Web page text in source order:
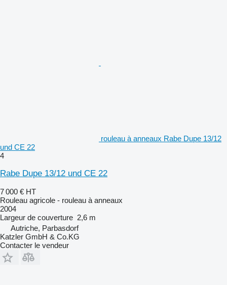
rouleau à anneaux Rabe Dupe 13/12
und CE 22
4
Rabe Dupe 13/12 und CE 22
7 000 € HT
Rouleau agricole - rouleau à anneaux
2004
Largeur de couverture 2,6 m
Autriche, Parbasdorf
Katzler GmbH & Co.KG
Contacter le vendeur